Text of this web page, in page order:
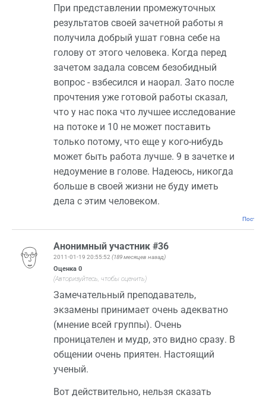
При представлении промежуточных
результатов своей зачетной работы я
получила добрый ушат говна себе на
голову от этого человека. Когда перед
зачетом задала совсем безобидный
вопрос - взбесился и наорал. Зато после
прочтения уже готовой работы сказал,
что у нас пока что лучшее исследование
на потоке и 10 не может поставить
только потому, что еще у кого-нибудь
может быть работа лучше. 9 в зачетке и
недоумение в голове. Надеюсь, никогда
больше в своей жизни не буду иметь
дела с этим человеком.
Анонимный участник #36
2011-01-19 20:55:52 (189 месяцев назад)
Оценка 0
(Авторизуйтесь, чтобы оценить)
Замечательный преподаватель,
экзамены принимает очень адекватно
(мнение всей группы). Очень
проницателен и мудр, это видно сразу. В
общении очень приятен. Настоящий
ученый.
Вот действительно, нельзя сказать